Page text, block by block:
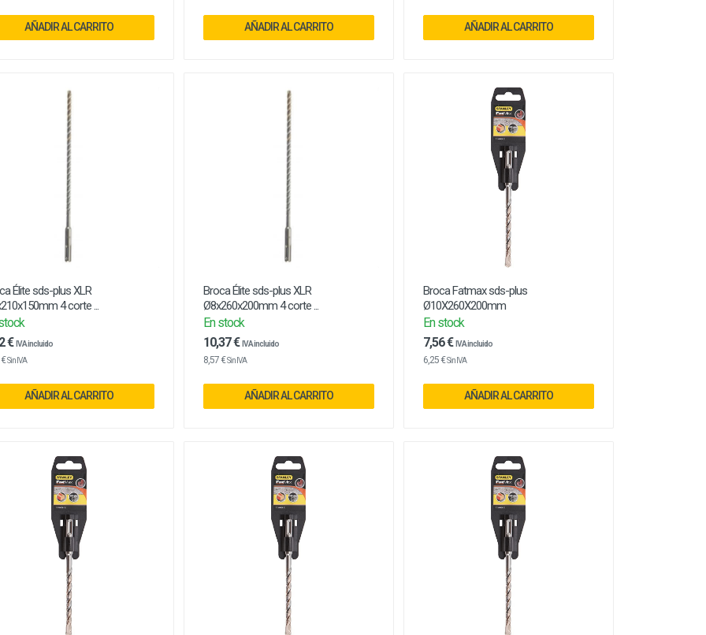
AÑADIR AL CARRITO AÑADIR AL CARRITO AÑADIR AL CARRITO
Élite sds-plus XLR
4 corte ...
€ IVA incluido
€Sin IVA
AÑADIR AL CARRITO
Broca Élite sds-plus XLR
Ø8x260x200mm 4 corte ...
En stock
10,37 € IVA incluido
8,57 €Sin IVA
AÑADIR AL CARRITO
Broca Fatmax sds-plus
Ø10X260X200mm
En stock
7,56 € IVA incluido
6,25 €Sin IVA
AÑADIR AL CARRITO